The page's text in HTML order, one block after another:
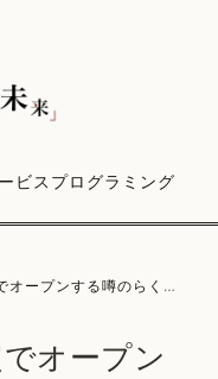
ビス プログラミング
くがきカフェバーを先行体験してきたよ
オープン